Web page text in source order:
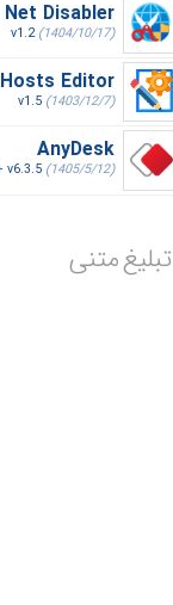
Net Disabler
v1.2(1404/10/17)
Editor
v1.5 (1403/12/7)
AnyDesk
v6.3.5 (1405/5/12)
تبلیغ متنی